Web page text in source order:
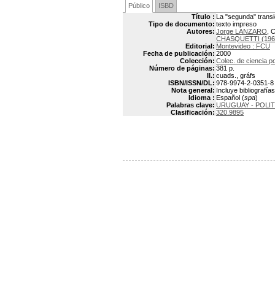
Público
ISBD
Título : La "segunda"
Tipo de documento: texto impreso
Autores: Jorge LANZARO ,
CHASQUETTI
Editorial: Montevideo : FCU
Fecha de publicación: 2000
Colección: Colec. de ciencia
Número de páginas: 381 p.
Il.: cuads., gráfs
ISBN/ISSN/DL: 978-9974-2-0351-8
Nota general: Incluye bibliografías
Idioma : Español (spa)
Palabras clave: URUGUAY -
Clasificación: 320.9895